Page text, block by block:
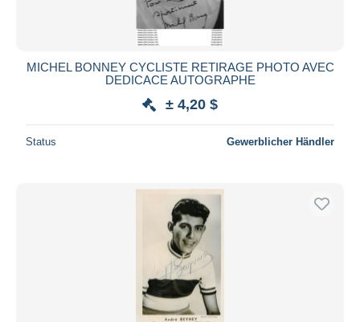
MICHEL BONNEY CYCLISTE RETIRAGE PHOTO AVEC
DEDICACE AUTOGRAPHE
± 4,20 $
Status Gewerblicher Händler